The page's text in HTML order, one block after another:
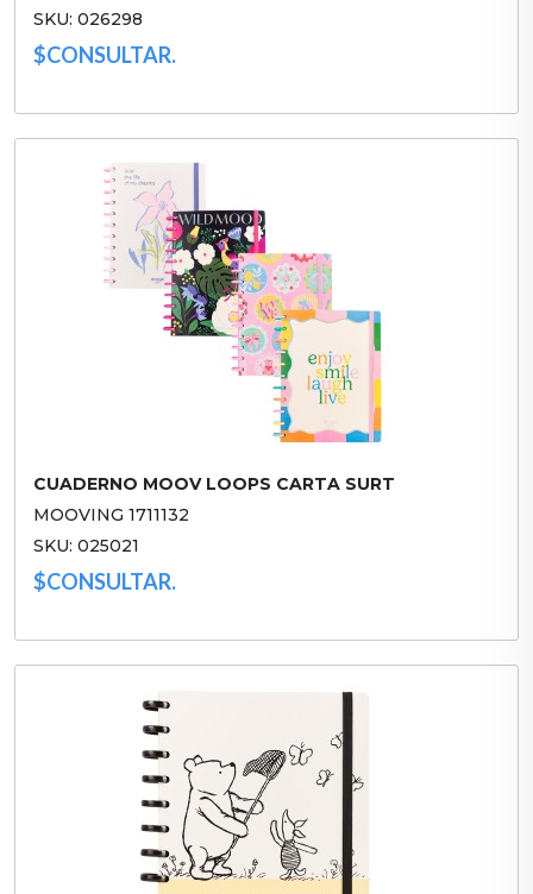
SKU: 026298
$CONSULTAR.
CUADERNO MOOV LOOPS CARTA SURT
MOOVING 1711132
SKU: 025021
$CONSULTAR.